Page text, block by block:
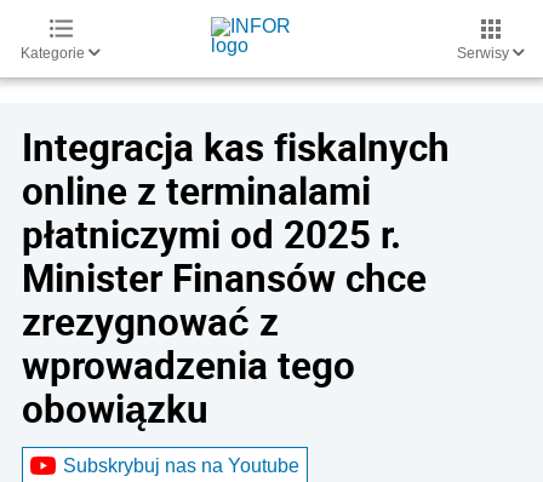
Kategorie Serwisy
Integracja kas fiskalnych
online z terminalami
płatniczymi od 2025 r.
Minister Finansów chce
zrezygnować z
wprowadzenia tego
obowiązku
Subskrybuj nas na Youtube